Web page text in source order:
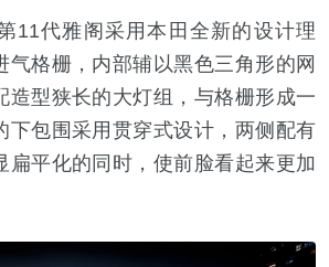
代雅阁采用本田全新的设计理
气格栅，内部辅以黑色三角形的网
造型狭长的大灯组，与格栅形成一
下包围采用贯穿式设计，两侧配有
扁平化的同时，使前脸看起来更加